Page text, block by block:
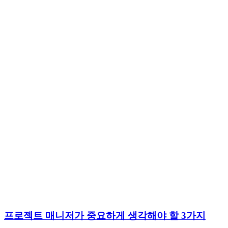
프로젝트 매니저가 중요하게 생각해야 할 3가지